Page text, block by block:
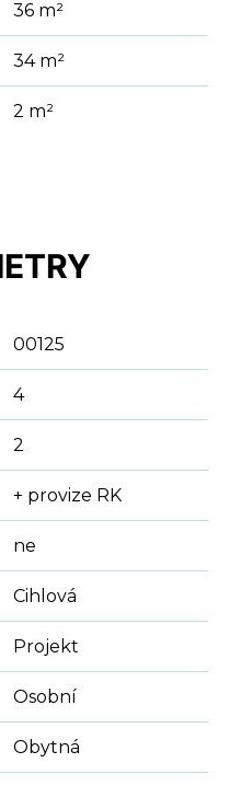
36 m²
34 m²
2 m²
00125
4
2
+ provize RK
ne
Cihlová
Projekt
Osobní
Obytná